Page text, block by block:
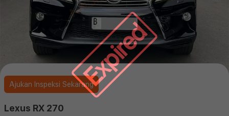
Expired
Ajukan Inspeksi Sekarang
Lexus RX 270